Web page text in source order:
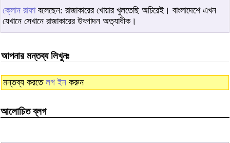
ক্লোন রাফাবলেছেন: রাজাকারের খোয়ার খুলতেছি অচিরেই। বাংলাদেশে এখন
যেখানে সেখানে রাজাকারের উৎপাদন অত‍্যাধীক।
আপনার মন্তব্য লিখুনঃ
মন্তব্য করতে লগ ইন করুন
আলোচিত ব্লগ